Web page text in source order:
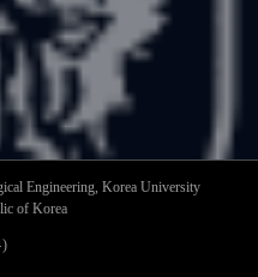
Engineering, Korea University
of Korea
)